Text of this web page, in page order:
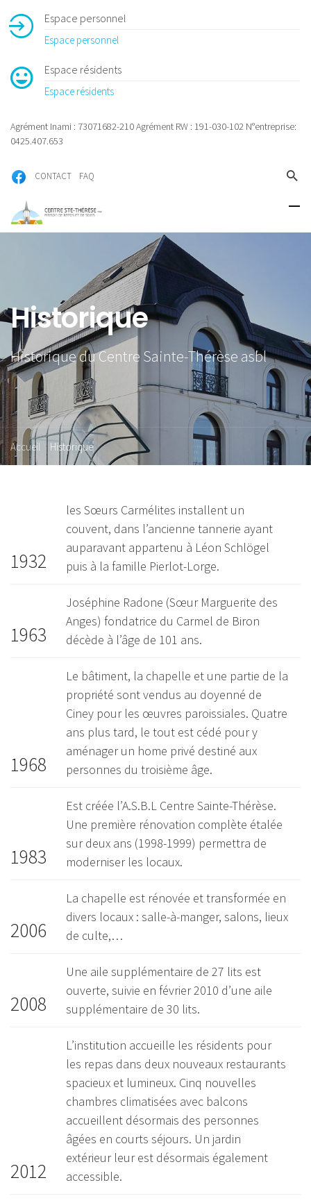
Espace personnel
Espace personnel
Espace résidents
Espace résidents
Agrément Inami : 73071682-210 Agrément RW : 191-030-102 N°entreprise:
0425.407.653
CONTACT FAQ
Historique
Historique du Centre Sainte-Thérèse asbl
Accueil Historique
1932
les Sœurs Carmélites installent un
couvent, dans l’ancienne tannerie ayant
auparavant appartenu à Léon Schlögel
puis à la famille Pierlot-Lorge.
1963
Joséphine Radone (Sœur Marguerite des
Anges) fondatrice du Carmel de Biron
décède à l’âge de 101 ans.
1968
Le bâtiment, la chapelle et une partie de la
propriété sont vendus au doyenné de
Ciney pour les œuvres paroissiales. Quatre
ans plus tard, le tout est cédé pour y
aménager un home privé destiné aux
personnes du troisième âge.
1983
Est créée l’A.S.B.L Centre Sainte-Thérèse.
Une première rénovation complète étalée
sur deux ans (1998-1999) permettra de
moderniser les locaux.
2006
La chapelle est rénovée et transformée en
divers locaux : salle-à-manger, salons, lieux
de culte,…
2008
Une aile supplémentaire de 27 lits est
ouverte, suivie en février 2010 d’une aile
supplémentaire de 30 lits.
2012
L’institution accueille les résidents pour
les repas dans deux nouveaux restaurants
spacieux et lumineux. Cinq nouvelles
chambres climatisées avec balcons
accueillent désormais des personnes
âgées en courts séjours. Un jardin
extérieur leur est désormais également
accessible.